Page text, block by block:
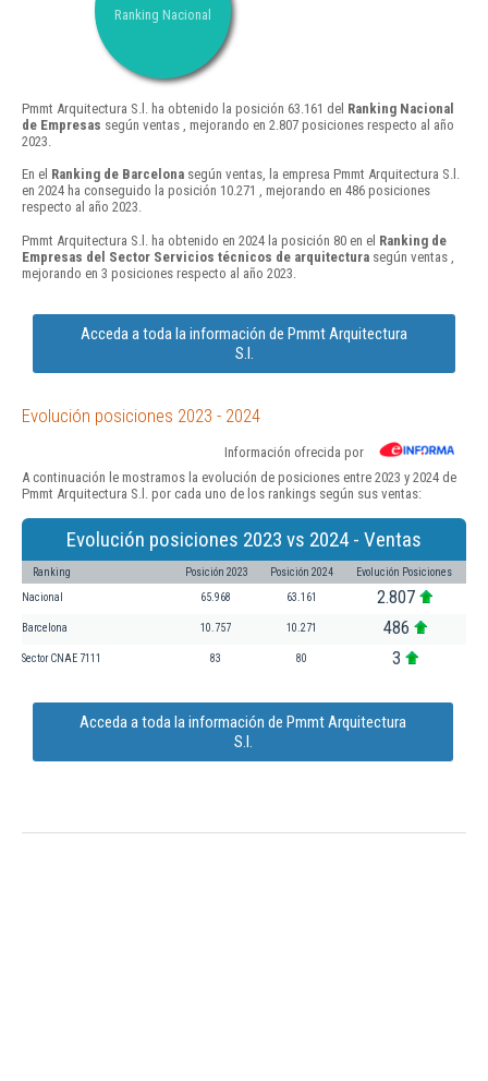
Ranking Nacional
Pmmt Arquitectura S.l. ha obtenido la posición 63.161 del Ranking Nacional
de Empresas según ventas , mejorando en 2.807 posiciones respecto al año
2023.
En el Ranking de Barcelona según ventas, la empresa Pmmt Arquitectura S.l.
en 2024 ha conseguido la posición 10.271 , mejorando en 486 posiciones
respecto al año 2023.
Pmmt Arquitectura S.l. ha obtenido en 2024 la posición 80 en el Ranking de
Empresas del Sector Servicios técnicos de arquitectura según ventas ,
mejorando en 3 posiciones respecto al año 2023.
Acceda a toda la información de Pmmt Arquitectura
S.l.
Evolución posiciones 2023 - 2024
Información ofrecida por
A continuación le mostramos la evolución de posiciones entre 2023 y 2024 de
Pmmt Arquitectura S.l. por cada uno de los rankings según sus ventas:
Evolución posiciones 2023 vs 2024 - Ventas
Ranking Posición 2023 Posición 2024 Evolución Posiciones
Nacional 65.968 63.161 2.807
Barcelona 10.757 10.271 486
Sector CNAE 7111 83 80 3
Acceda a toda la información de Pmmt Arquitectura
S.l.